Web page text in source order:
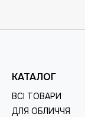
КАТАЛОГ
ВСІ ТОВАРИ
ДЛЯ ОБЛИЧЧЯ